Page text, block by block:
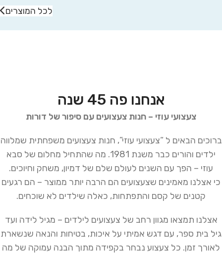
לכל המוצרים
אנחנו פה 45 שנה
צעצועי עוזי – חנות צעצועים עם סיפור של דורות
ברוכים הבאים ל “צעצועי עוזי”, חנות צעצועים משפחתית שמלווה
ילדים והורים כבר משנת 1981. מה שהתחיל מחלום של סבא
עוזי – הפך עם השנים לעולם שלם של דמיון, משחק וחיוכים.
כי אצלנו מאמינים שצעצועים הם הרבה יותר ממוצר – הם רגעים
קטנים של קסם והתפתחות, כאלה שילדים לא שוכחים.
אצלנו תמצאו מגוון רחב של צעצועים לילדים – מגיל לידה ועד
גיל בית ספר, עם דגש אמיתי על איכות, בטיחות והנאה שנשארת
לאורך זמן. כל צעצוע נבחר בקפידה מתוך הבנה עמוקה של מה